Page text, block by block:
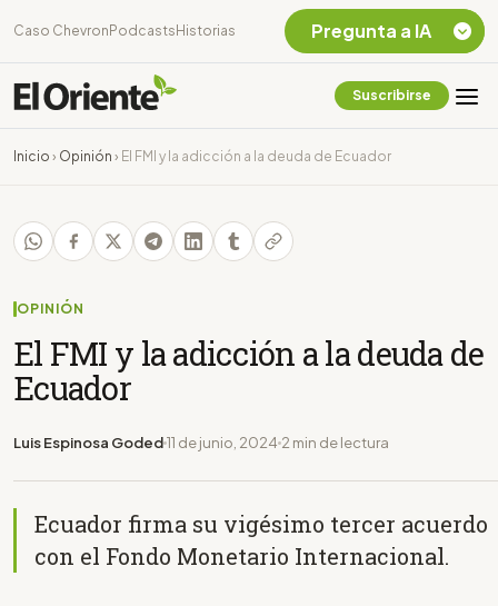
Caso Chevron Podcasts Historias
Suscribirse
Inicio › Opinión › El FMI y la adicción a la deuda de Ecuador
OPINIÓN
El FMI y la adicción a la deuda de
Ecuador
Luis Espinosa Goded11 de junio, 2024 2 min de lectura
Ecuador firma su vigésimo tercer acuerdo
con el Fondo Monetario Internacional.
Pregunta a IA
Chevron Ecuador